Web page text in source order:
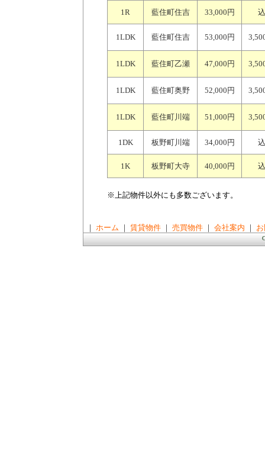
1R 藍住町住吉 33,000円 込
1LDK 藍住町住吉 53,000円
1LDK 藍住町乙瀬 47,000円
1LDK 藍住町奥野 52,000円
1LDK 藍住町川端 51,000円
1DK 板野町川端 34,000円 込
1K 板野町大寺 40,000円 込
※上記物件以外にも多数ございます。
｜ ホーム ｜ 賃貸物件 ｜ 売買物件 ｜ 会社案内 ｜